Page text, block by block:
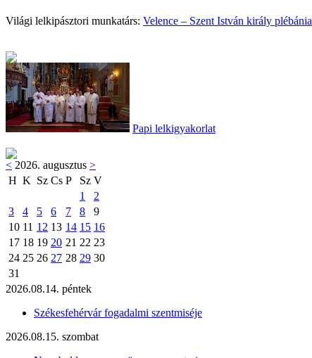
Világi lelkipásztori munkatárs: Velence – Szent István király plébánia
Papi lelkigyakorlat
< 2026. augusztus >
H K Sz Cs P Sz V
1
2
3
4 5 6 7 8
9
10 11 12 13 14 15 16
17 18 19 20 21 22 23
24 25 26 27 28 29 30
31
2026.08.14. péntek
Székesfehérvár fogadalmi szentmiséje
2026.08.15. szombat